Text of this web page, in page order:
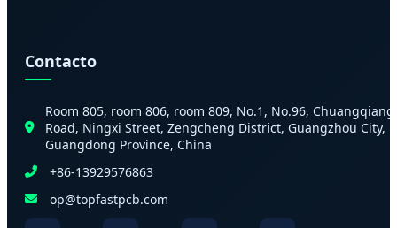
Contacto
Room 805, room 806, room 809, No.1, No.96, Chuangqiang
Road, Ningxi Street, Zengcheng District, Guangzhou City,
Guangdong Province, China
+86-13929576863
op@topfastpcb.com